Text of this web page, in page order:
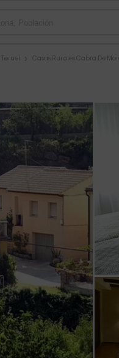
Casas Rurales Cabra De